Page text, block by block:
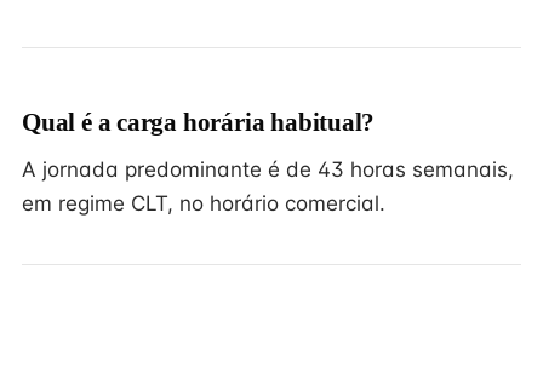
Qual é a carga horária habitual?
A jornada predominante é de 43 horas semanais,
em regime CLT, no horário comercial.